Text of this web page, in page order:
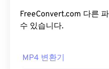
사용하여 파일을 열어 보
지침에 따라 올바른 응용
Elmedia Player
파일을 제공합니다. 또한
트리밍에도 널리 사용되
FreeConvert.com 다른 파일도 MP4 형식으
수 있습니다.
MP4 변환기